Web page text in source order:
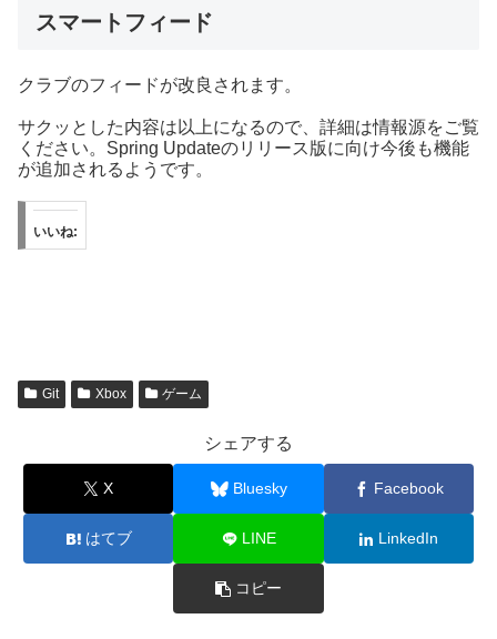
スマートフィード
クラブのフィードが改良されます。
サクッとした内容は以上になるので、詳細は情報源をご覧
ください。Spring Updateのリリース版に向け今後も機能
が追加されるようです。
いいね:
Git Xbox ゲーム
シェアする
X Bluesky Facebook
はてブ LINE LinkedIn
コピー